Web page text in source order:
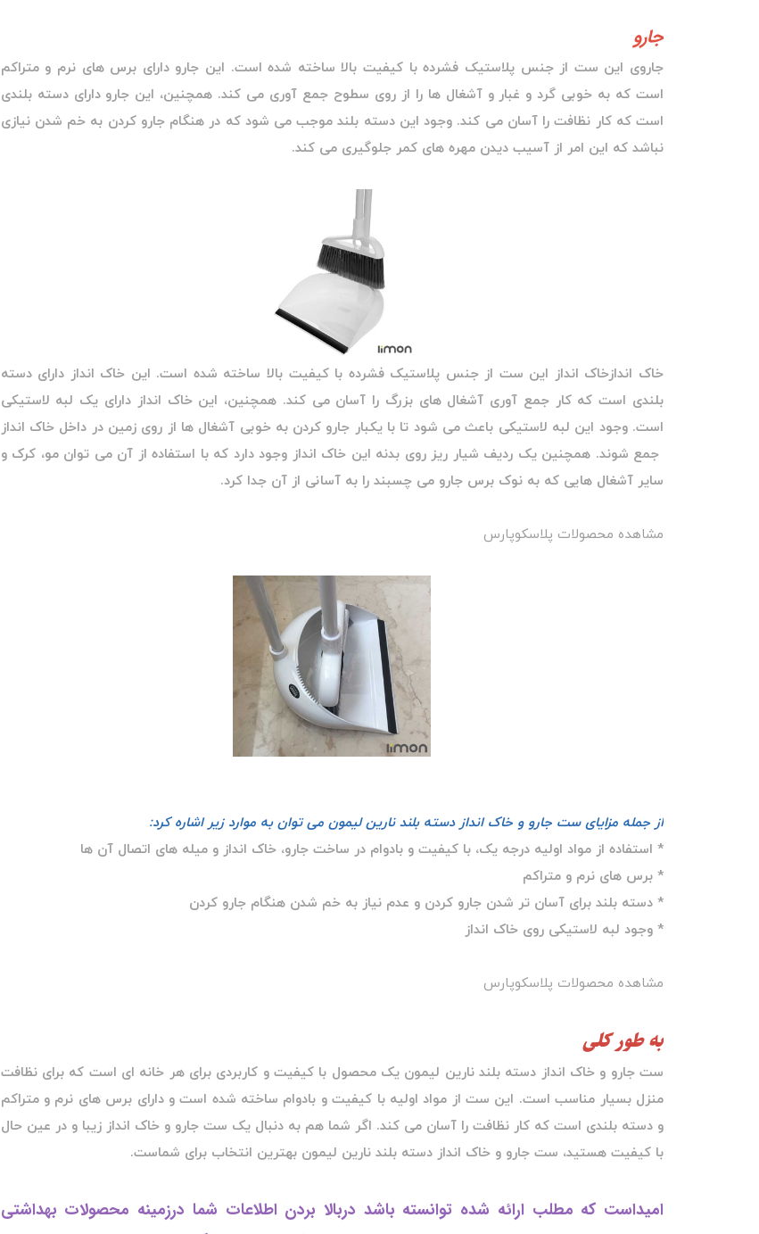
جارو
جاروی این ست از جنس پلاستیک فشرده با کیفیت بالا ساخته شده است. این جارو دارای برس های نرم و متراکم
است که به خوبی گرد و غبار و آشغال ها را از روی سطوح جمع آوری می کند. همچنین، این جارو دارای دسته بلندی
است که کار نظافت را آسان می کند. وجود این دسته بلند موجب می شود که در هنگام جارو کردن به خم شدن نیازی
نباشد که این امر از آسیب دیدن مهره های کمر جلوگیری می کند.
خاک اندازخاک انداز این ست از جنس پلاستیک فشرده با کیفیت بالا ساخته شده است. این خاک انداز دارای دسته
بلندی است که کار جمع آوری آشغال های بزرگ را آسان می کند. همچنین، این خاک انداز دارای یک لبه لاستیکی
است. وجود این لبه لاستیکی باعث می شود تا با یکبار جارو کردن به خوبی آشغال ها از روی زمین در داخل خاک انداز
جمع شوند. همچنین یک ردیف شیار ریز روی بدنه این خاک انداز وجود دارد که با استفاده از آن می توان مو، کرک و
سایر آشغال هایی که به نوک برس جارو می چسبند را به آسانی از آن جدا کرد.
مشاهده محصولات پلاسکوپارس
از جمله مزایای ست جارو و خاک انداز دسته بلند نارین لیمون می توان به موارد زیر اشاره کرد:
* استفاده از مواد اولیه درجه یک، با کیفیت و بادوام در ساخت جارو، خاک انداز و میله های اتصال آن ها
* برس های نرم و متراکم
* دسته بلند برای آسان تر شدن جارو کردن و عدم نیاز به خم شدن هنگام جارو کردن
* وجود لبه لاستیکی روی خاک انداز
مشاهده محصولات پلاسکوپارس
به طور کلی
ست جارو و خاک انداز دسته بلند نارین لیمون یک محصول با کیفیت و کاربردی برای هر خانه ای است که برای نظافت
منزل بسیار مناسب است. این ست از مواد اولیه با کیفیت و بادوام ساخته شده است و دارای برس های نرم و متراکم
و دسته بلندی است که کار نظافت را آسان می کند. اگر شما هم به دنبال یک ست جارو و خاک انداز زیبا و در عین حال
با کیفیت هستید، ست جارو و خاک انداز دسته بلند نارین لیمون بهترین انتخاب برای شماست.
امیداست که مطلب ارائه شده توانسته باشد دربالا بردن اطلاعات شما درزمینه محصولات بهداشتی